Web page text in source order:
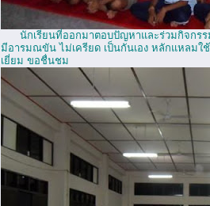
นักเรียนที่ออกมาตอบปัญหาและร่วมกิจก
มีอารมณขัน ไม่เครียด เป็นกันเอง หลักแหลมใ
เยี่ยม ขอชื่นชม